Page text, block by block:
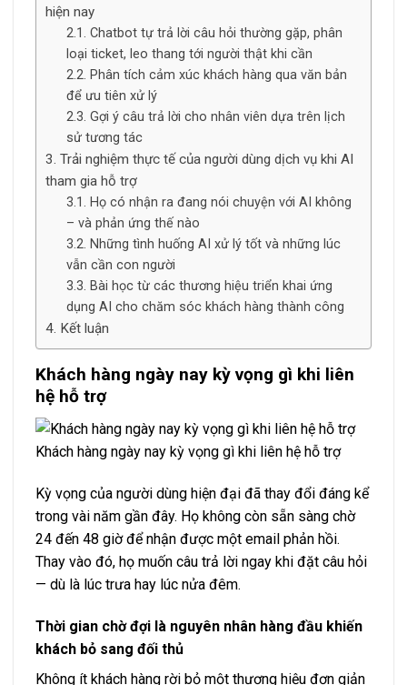
hiện nay
Chatbot tự trả lời câu hỏi thường gặp, phân
loại ticket, leo thang tới người thật khi cần
Phân tích cảm xúc khách hàng qua văn bản
để ưu tiên xử lý
Gợi ý câu trả lời cho nhân viên dựa trên lịch
sử tương tác
Trải nghiệm thực tế của người dùng dịch vụ khi AI
tham gia hỗ trợ
Họ có nhận ra đang nói chuyện với AI không
– và phản ứng thế nào
Những tình huống AI xử lý tốt và những lúc
vẫn cần con người
Bài học từ các thương hiệu triển khai ứng
dụng AI cho chăm sóc khách hàng thành công
Kết luận
Khách hàng ngày nay kỳ vọng gì khi liên
hệ hỗ trợ
Khách hàng ngày nay kỳ vọng gì khi liên hệ hỗ trợ
Kỳ vọng của người dùng hiện đại đã thay đổi đáng kể
trong vài năm gần đây. Họ không còn sẵn sàng chờ
24 đến 48 giờ để nhận được một email phản hồi.
Thay vào đó, họ muốn câu trả lời ngay khi đặt câu hỏi
— dù là lúc trưa hay lúc nửa đêm.
Thời gian chờ đợi là nguyên nhân hàng đầu khiến
khách bỏ sang đối thủ
Không ít khách hàng rời bỏ một thương hiệu đơn giản